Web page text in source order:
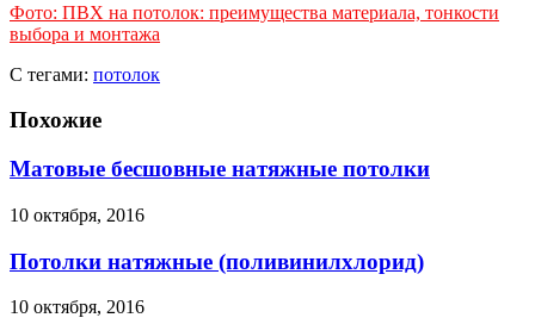
Фото: ПВХ на потолок: преимущества материала, тонкости
выбора и монтажа
С тегами: потолок
Похожие
Матовые бесшовные натяжные потолки
10 октября, 2016
Потолки натяжные (поливинилхлорид)
10 октября, 2016